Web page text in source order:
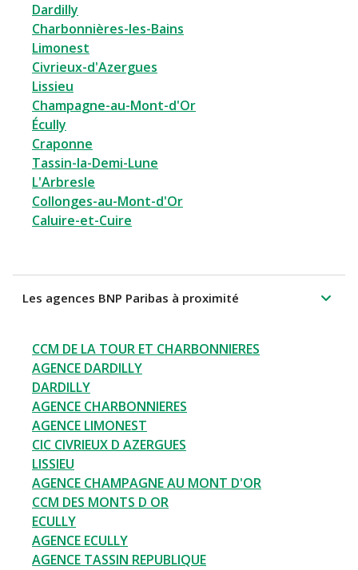
Dardilly
Charbonnières-les-Bains
Limonest
Civrieux-d'Azergues
Lissieu
Champagne-au-Mont-d'Or
Écully
Craponne
Tassin-la-Demi-Lune
L'Arbresle
Collonges-au-Mont-d'Or
Caluire-et-Cuire
Les agences BNP Paribas à proximité
CCM DE LA TOUR ET CHARBONNIERES
AGENCE DARDILLY
DARDILLY
AGENCE CHARBONNIERES
AGENCE LIMONEST
CIC CIVRIEUX D AZERGUES
LISSIEU
AGENCE CHAMPAGNE AU MONT D'OR
CCM DES MONTS D OR
ECULLY
AGENCE ECULLY
AGENCE TASSIN REPUBLIQUE